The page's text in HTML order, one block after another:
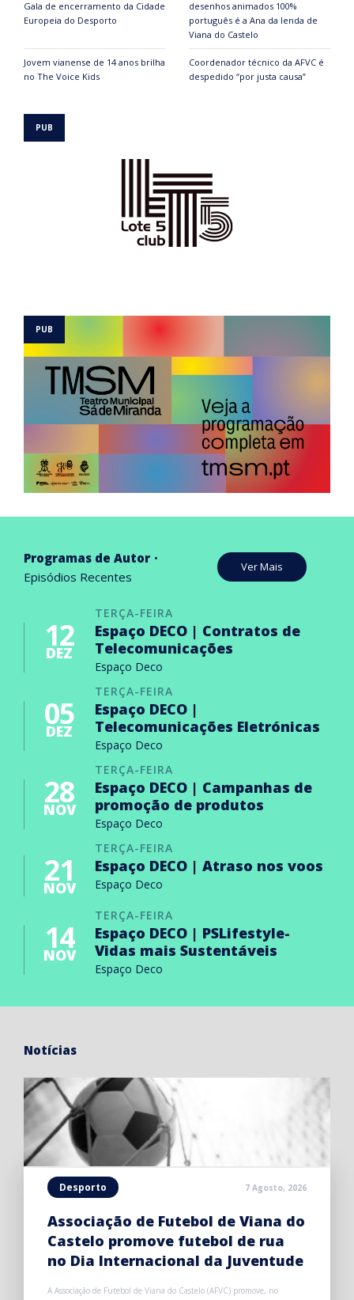
Gala de encerramento da Cidade
Europeia do Desporto
desenhos animados 100%
português é a Ana da lenda de
Viana do Castelo
Jovem vianense de 14 anos brilha
no The Voice Kids
Coordenador técnico da AFVC é
despedido “por justa causa”
Programas de Autor
Episódios Recentes
Ver Mais
TERÇA-FEIRA
12
DEZ
Espaço DECO | Contratos de
Telecomunicações
Espaço Deco
TERÇA-FEIRA
05
DEZ
Espaço DECO |
Telecomunicações Eletrónicas
Espaço Deco
TERÇA-FEIRA
28
NOV
Espaço DECO | Campanhas de
promoção de produtos
Espaço Deco
TERÇA-FEIRA
21
NOV
Espaço DECO | Atraso nos voos
Espaço Deco
TERÇA-FEIRA
14
NOV
Espaço DECO | PSLifestyle-
Vidas mais Sustentáveis
Espaço Deco
Notícias
Desporto 7 Agosto, 2026
Associação de Futebol de Viana do
Castelo promove futebol de rua
no Dia Internacional da Juventude
A Associação de Futebol de Viana do Castelo (AFVC) promove, no